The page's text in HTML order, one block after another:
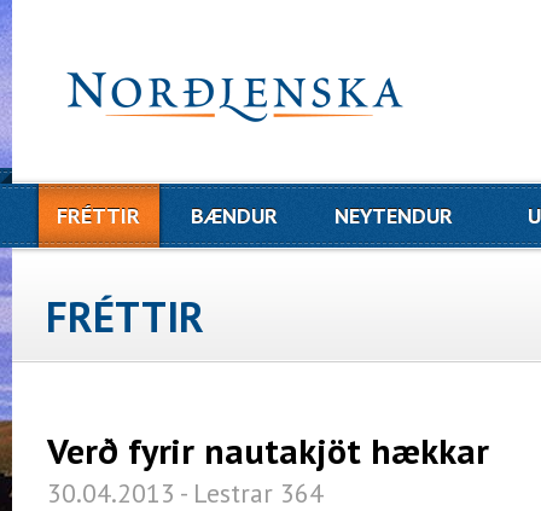
FRÉTTIR
Verð fyrir nautakjöt hækkar
30.04.2013 - Lestrar 364
FRÉTTIR BÆNDUR NEYTENDUR